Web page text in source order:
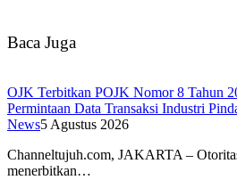
Baca Juga
OJK Terbitkan POJK Nomor 8 Tahun
Permintaan Data Transaksi Industri
News5 Agustus 2026
Channeltujuh.com, JAKARTA –
menerbitkan…